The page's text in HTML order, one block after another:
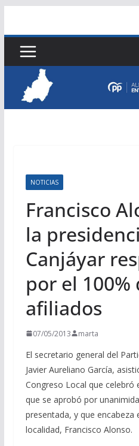
contenido
NOTICIAS
Francisco
la
Canjáyar
por el 100%
afiliados
07/05/2013 marta
El secretario general del
Javier Aureliano García,
Congreso Local que celebró
que se aprobó por
presentada, y que encabeza
localidad, Francisco Alonso.